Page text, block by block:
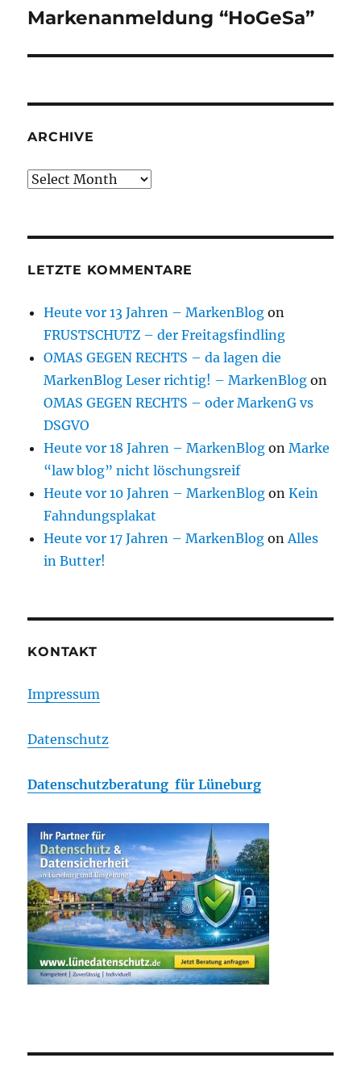
Next
Markenanmeldung “HoGeSa”
ARCHIVE
Archive
LETZTE KOMMENTARE
Heute vor 13 Jahren – MarkenBlog on
FRUSTSCHUTZ – der Freitagsfindling
OMAS GEGEN RECHTS – da lagen die
MarkenBlog Leser richtig! – MarkenBlog on
OMAS GEGEN RECHTS – oder MarkenG vs
DSGVO
Heute vor 18 Jahren – MarkenBlog onMarke
“law blog” nicht löschungsreif
Heute vor 10 Jahren – MarkenBlog onKein
Fahndungsplakat
Heute vor 17 Jahren – MarkenBlog onAlles
in Butter!
KONTAKT
Impressum
Datenschutz
Datenschutzberatung für Lüneburg